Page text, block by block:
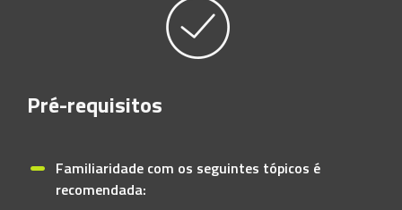
Pré-requisitos
Familiaridade com os seguintes tópicos é
recomendada: